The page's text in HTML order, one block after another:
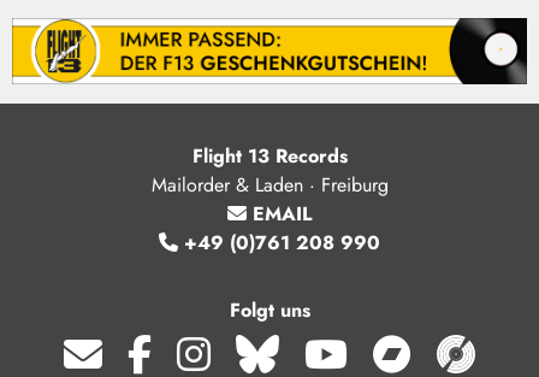
Flight 13 Records
Mailorder & Laden · Freiburg
EMAIL
+49 (0)761 208 990
Folgt uns